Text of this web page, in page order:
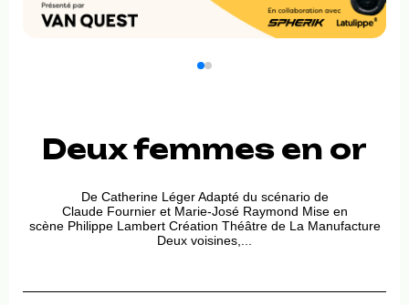
Deux femmes en or
De Catherine Léger Adapté du scénario de
Claude Fournier et Marie‑José Raymond Mise en
scène Philippe Lambert Création Théâtre de La Manufacture
Deux voisines,...